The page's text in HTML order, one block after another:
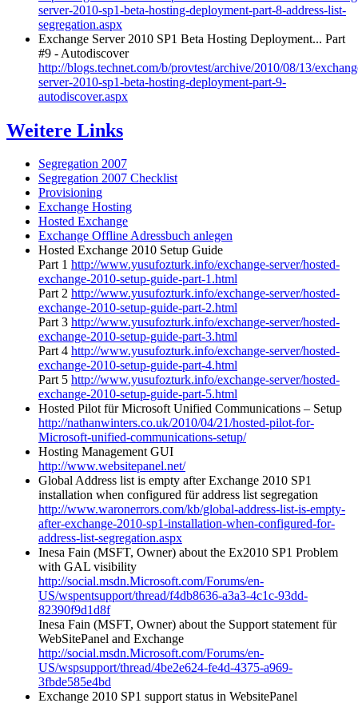
server-2010-sp1-beta-hosting-deployment-part-8-address-list-
segregation.aspx
Exchange Server 2010 SP1 Beta Hosting Deployment... Part
#9 - Autodiscover
http://blogs.technet.com/b/provtest/archive/2010/08/13/
server-2010-sp1-beta-hosting-deployment-part-9-
autodiscover.aspx
Weitere Links
Segregation 2007
Segregation 2007 Checklist
Provisioning
Exchange Hosting
Hosted Exchange
Exchange Offline Adressbuch anlegen
Hosted Exchange 2010 Setup Guide
Part 1 http://www.yusufozturk.info/exchange-server/hosted-
exchange-2010-setup-guide-part-1.html
Part 2 http://www.yusufozturk.info/exchange-server/hosted-
exchange-2010-setup-guide-part-2.html
Part 3 http://www.yusufozturk.info/exchange-server/hosted-
exchange-2010-setup-guide-part-3.html
Part 4 http://www.yusufozturk.info/exchange-server/hosted-
exchange-2010-setup-guide-part-4.html
Part 5 http://www.yusufozturk.info/exchange-server/hosted-
exchange-2010-setup-guide-part-5.html
Hosted Pilot für Microsoft Unified Communications – Setup
http://nathanwinters.co.uk/2010/04/21/hosted-pilot-for-
Microsoft-unified-communications-setup/
Hosting Management GUI
http://www.websitepanel.net/
Global Address list is empty after Exchange 2010 SP1
installation when configured für address list segregation
http://www.waronerrors.com/kb/global-address-list-is-empty-
after-exchange-2010-sp1-installation-when-configured-for-
address-list-segregation.aspx
Inesa Fain (MSFT, Owner) about the Ex2010 SP1 Problem
with GAL visibility
http://social.msdn.Microsoft.com/Forums/en-
US/wspentsupport/thread/f4db8636-a3a3-4c1c-93dd-
82390f9d1d8f
Inesa Fain (MSFT, Owner) about the Support statement für
WebSitePanel and Exchange
http://social.msdn.Microsoft.com/Forums/en-
US/wspsupport/thread/4be2e624-fe4d-4375-a969-
3fbde585e4bd
Exchange 2010 SP1 support status in WebsitePanel